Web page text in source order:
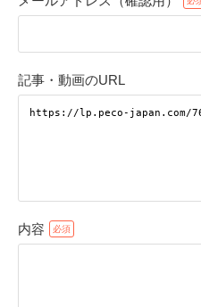
記事・動画のURL
内容